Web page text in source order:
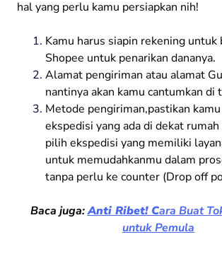
hal yang perlu kamu persiapkan nih!
Kamu harus siapin rekening untuk
Shopee untuk penarikan dananya.
Alamat pengiriman atau alamat
nantinya akan kamu cantumkan di
Metode pengiriman,pastikan
ekspedisi yang ada di dekat
pilih ekspedisi yang memiliki
untuk memudahkanmu dalam
tanpa perlu ke counter (Drop off
Baca juga:Anti Ribet! Cara Buat
untuk Pemula